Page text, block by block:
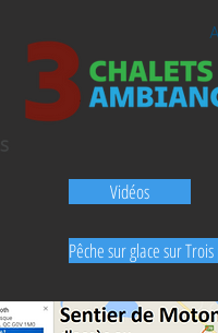
Vidéos
Pêche sur glace sur